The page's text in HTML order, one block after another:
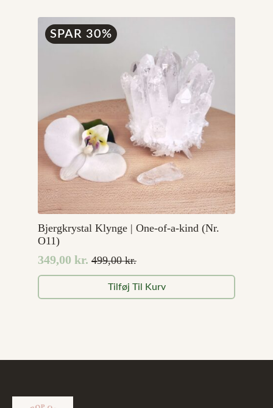
99,00 kr..
49,00 kr..
SPAR 30%
Bjergkrystal Klynge | One-of-a-kind (Nr.
O11)
499,00kr.
Den
oprindelige
pris
349,00 kr.
Den
aktuelle
pris
Tilføj Til Kurv